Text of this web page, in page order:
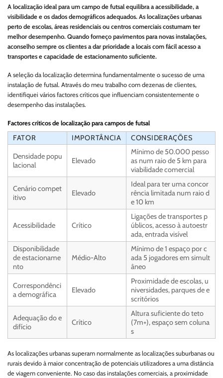
A localização ideal para um campo de futsal equilibra a acessibilidade, a
visibilidade e os dados demográficos adequados. As localizações urbanas
perto de escolas, áreas residenciais ou centros comerciais costumam ter
melhor desempenho. Quando forneço pavimentos para novas instalações,
aconselho sempre os clientes a dar prioridade a locais com fácil acesso a
transportes e capacidade de estacionamento suficiente.
A seleção da localização determina fundamentalmente o sucesso de uma
instalação de futsal. Através do meu trabalho com dezenas de clientes,
identifiquei vários factores críticos que influenciam consistentemente o
desempenho das instalações.
Factores críticos de localização para campos de futsal
FATOR IMPORTÂNCIA CONSIDERAÇÕES
Densidade popu
lacional
Elevado
Mínimo de 50.000 pesso
as num raio de 5 km para
viabilidade comercial
Cenário compet
itivo
Elevado
Ideal para ter uma concor
rência limitada num raio d
e 10 km
Acessibilidade Crítico
Ligações de transportes p
úblicos, acesso à autoestr
ada, entrada visível
Disponibilidade
de estacioname
nto
Médio-Alto
Mínimo de 1 espaço por c
ada 5 jogadores em simult
âneo
Correspondênci
a demográfica
Elevado
Proximidade de escolas, u
niversidades, parques de e
scritórios
Adequação do e
difício
Crítico
Altura suficiente do teto
(7m+), espaço sem coluna
s
As localizações urbanas superam normalmente as localizações suburbanas ou
rurais devido à maior concentração de potenciais utilizadores a uma distância
de viagem conveniente. No caso das instalações comerciais, a proximidade